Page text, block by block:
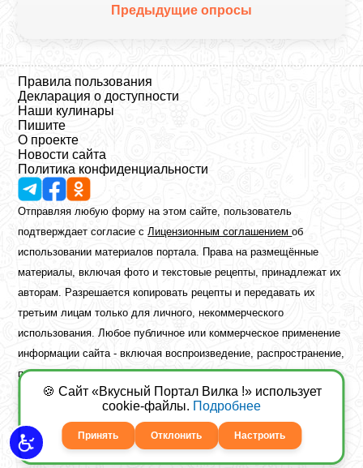
Предыдущие опросы
Правила пользования
Декларация о доступности
Наши кулинары
Пишите
О проекте
Новости сайта
Политика конфиденциальности
Отправляя любую форму на этом сайте, пользователь
подтверждает согласие сЛицензионным соглашениемоб
использовании материалов портала. Права на размещённые
материалы, включая фото и текстовые рецепты, принадлежат их
авторам. Разрешается копировать рецепты и передавать их
третьим лицам только для личного, некоммерческого
использования. Любое публичное или коммерческое применение
информации сайта - включая воспроизведение, распространение,
публикацию или обработку - возможно лишь при наличии
предварительного письменного разрешения правообладателя.
Copyright ©2026 Вкусный Портал Вилка
Сайт построенfreebrush.net
🍪 Сайт «Вкусный Портал Вилка !» использует
cookie-файлы. Подробнее
Принять Отклонить Настроить